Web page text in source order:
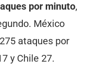
por minuto,
México
ataques por
y Chile 27.